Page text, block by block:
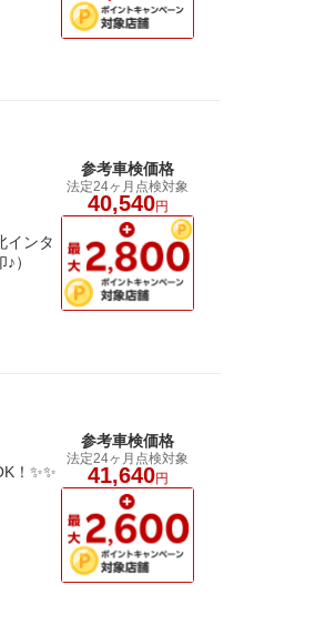
インタ
）
参考車検価格
法定24ヶ月点検対象
40,540円
！✨✨
参考車検価格
法定24ヶ月点検対象
41,640円